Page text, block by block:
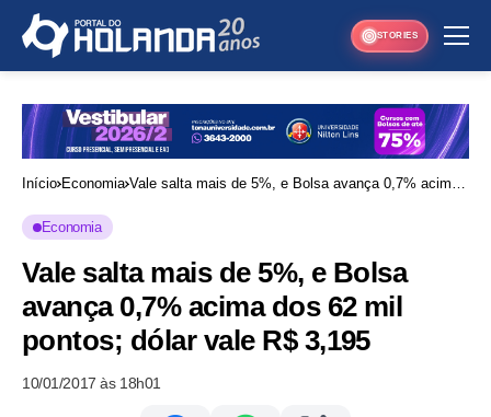
STORIES
Início Economia Vale salta mais de 5%, e Bolsa avança 0,7% acima
Economia
Vale salta mais de 5%, e Bolsa
avança 0,7% acima dos 62 mil
pontos; dólar vale R$ 3,195
10/01/2017 às 18h01